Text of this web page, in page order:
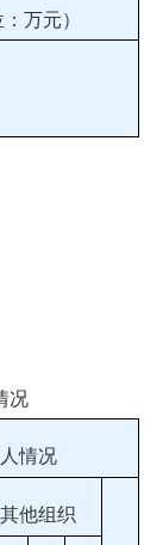
万元）
况
情况
他组织